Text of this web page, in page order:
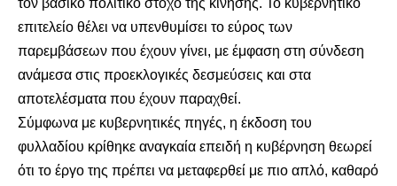
τον βασικό πολιτικό στόχο της κίνησης. Το κυβερνητικό
επιτελείο θέλει να υπενθυμίσει το εύρος των
παρεμβάσεων που έχουν γίνει, με έμφαση στη σύνδεση
ανάμεσα στις προεκλογικές δεσμεύσεις και στα
αποτελέσματα που έχουν παραχθεί.
Σύμφωνα με κυβερνητικές πηγές, η έκδοση του
φυλλαδίου κρίθηκε αναγκαία επειδή η κυβέρνηση θεωρεί
ότι το έργο της πρέπει να μεταφερθεί με πιο απλό, καθαρό